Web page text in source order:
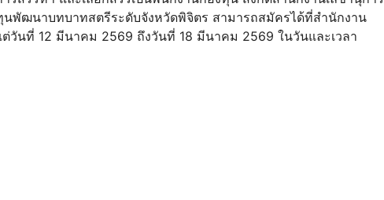
พัฒนาบทบาทสตรีระดับจังหวัดพิจิตร สามารถสมัครได้ที่สํานักงาน
นที่ 12 มีนาคม 2569 ถึงวันที่ 18 มีนาคม 2569 ในวันและเวลา